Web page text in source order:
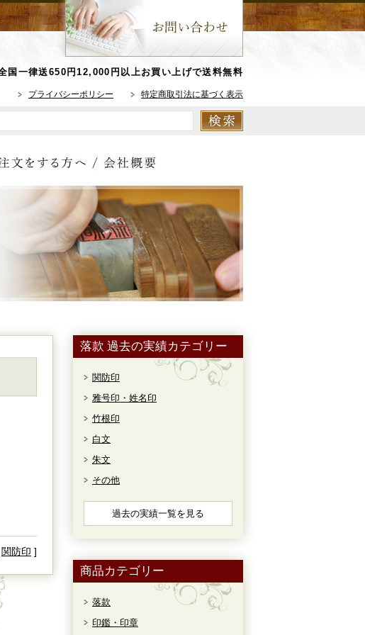
国一律送650円12,000円以上お買い上げで送料無料
プライバシーポリシー 特定商取引法に基づく表示
関防印 ]
落款 過去の実績カテゴリー
関防印
雅号印・姓名印
竹根印
白文
朱文
その他
過去の実績一覧を見る
商品カテゴリー
落款
印鑑・印章